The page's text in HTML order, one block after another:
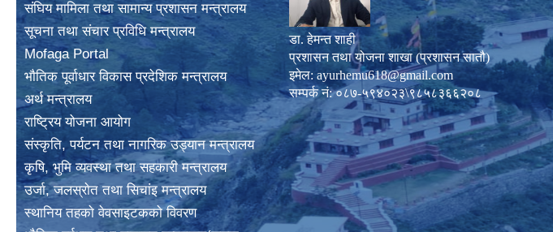
संघिय मामिला तथा सामान्य प्रशासन मन्त्रालय
सूचना तथा संचार प्रविधि मन्त्रालय
Mofaga Portal
भाैतिक पूर्वाधार विकास प्रदेशिक मन्त्रालय
अर्थ मन्त्रालय
राष्ट्रिय योजना आयोग
संस्कृति, पर्यटन तथा नागरिक उड्यान मन्त्रालय
कृषि, भुमि व्यवस्था तथा सहकारी मन्त्रालय
उर्जा, जलस्राेत तथा सिचांइ मन्त्रालय
स्थानिय तहकाे वेवसाइटककाे विवरण
डा. हेमन्त शाही
प्रशासन तथा योजना शाखा (प्रशासन सातौ)
इमेल: ayurhemu618@gmail.com
सम्पर्क नं: ०८७-५९४०२३\९८५८३६६२०८